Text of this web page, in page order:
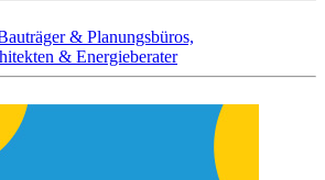
& Planungsbüros,
& Energieberater